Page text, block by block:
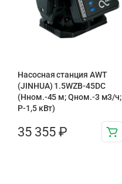
Насосная станция AWT
(JINHUA) 1.5WZB-45DC
(Hном.-45 м; Qном.-3 м3/ч;
P-1,5 кВт)
35 355 ₽